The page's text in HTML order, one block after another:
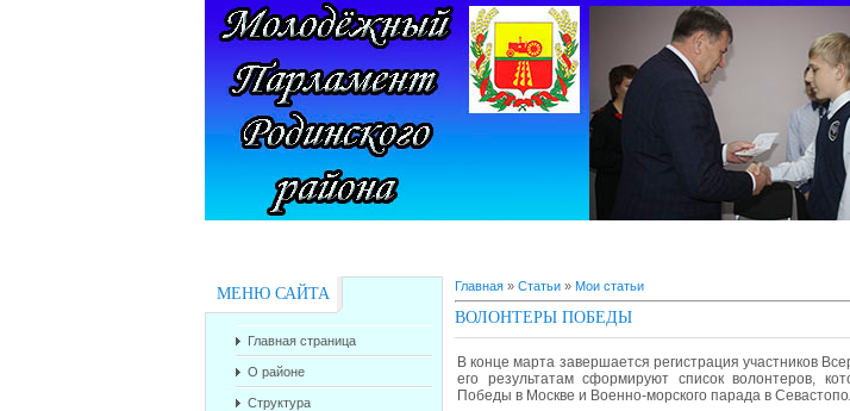
МЕНЮ САЙТА
Главная страница
О районе
Структура
Главная » Статьи » Мои статьи
ВОЛОНТЕРЫ ПОБЕДЫ
В конце марта завершается регистрация участников
его результатам сформируют список волонтеров,
Победы в Москве и Военно-морского парада в